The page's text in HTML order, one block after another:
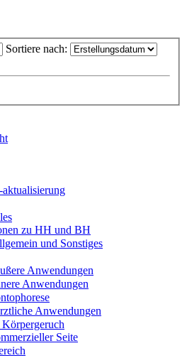
Sortiere nach:
zu HH und BH
und Sonstiges
Anwendungen
Anwendungen
Anwendungen
Seite